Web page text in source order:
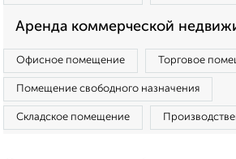
Аренда коммерческой
Офисное помещение Торговое
Помещение свободного назначения
Складское помещение